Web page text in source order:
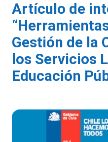
Artículo de
Gestión de la
los Servicios
Educación